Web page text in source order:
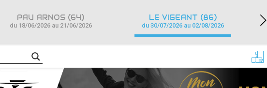
PAU ARNOS (64)
du 18/06/2026 au 21/06/2026
LE VIGEANT (86)
du 30/07/2026 au 02/08/2026